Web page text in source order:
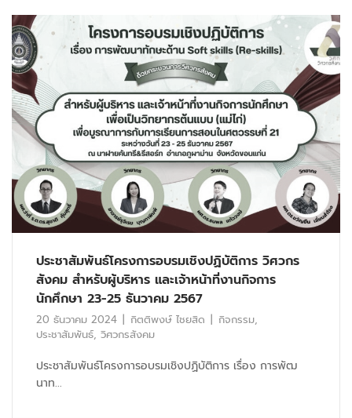
ประชาสัมพันธ์โครงการอบรมเชิงปฏิบัติการ วิศวกร
สังคม สำหรับผู้บริหาร และเจ้าหน้าที่งานกิจการ
นักศึกษา 23-25 ธันวาคม 2567
20 ธันวาคม 2024 กิตติพงษ์ ไชยสิด กิจกรรม,
ประชาสัมพันธ์, วิศวกรสังคม
ประชาสัมพันธ์โครงการอบรมเชิงปฏิบัติการ เรื่อง การพัฒ
นาท...